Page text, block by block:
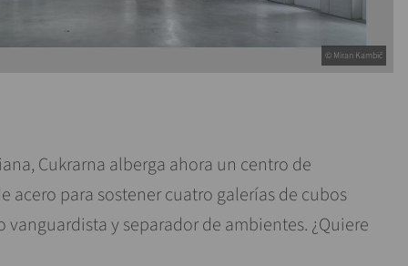
© Miran Kambič
Cukrarna alberga ahora un centro de
acero para sostener cuatro galerías de cubos
y separador de ambientes. ¿Quiere